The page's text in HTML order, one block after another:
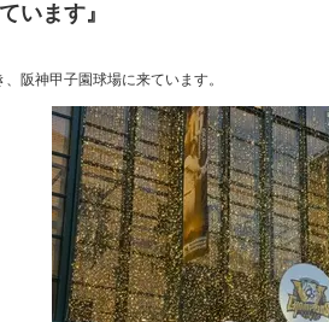
います』
阪神甲子園球場に来ています。